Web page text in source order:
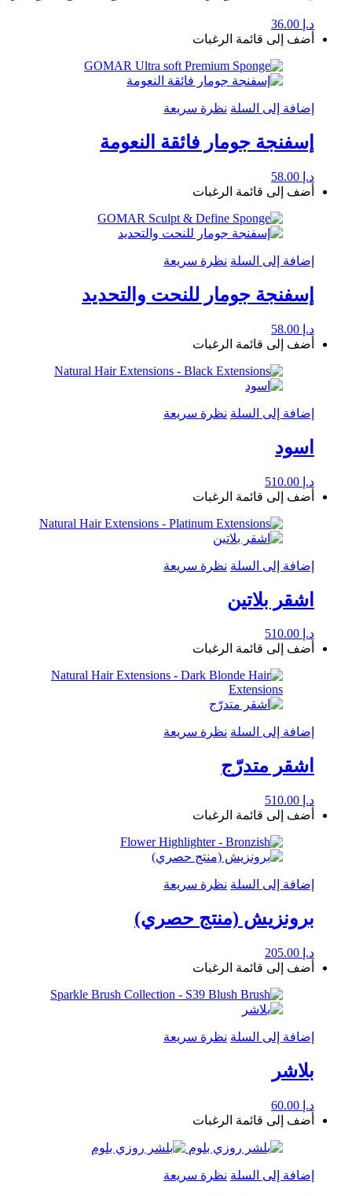
د.إ
أضف إلى قائمة الرغبات
إضافة إلى السلة نظرة سريعة
إسفنجة جومار فائقة النعومة
د.إ
أضف إلى قائمة الرغبات
إضافة إلى السلة نظرة سريعة
إسفنجة جومار للنحت والتحديد
د.إ
أضف إلى قائمة الرغبات
إضافة إلى السلة نظرة سريعة
اسود
د.إ
أضف إلى قائمة الرغبات
إضافة إلى السلة نظرة سريعة
اشقر بلاتين
د.إ
أضف إلى قائمة الرغبات
إضافة إلى السلة نظرة سريعة
اشقر متدرّج
د.إ
أضف إلى قائمة الرغبات
إضافة إلى السلة نظرة سريعة
برونزيش (منتج حصري)
د.إ
أضف إلى قائمة الرغبات
إضافة إلى السلة نظرة سريعة
بلاشر
د.إ
أضف إلى قائمة الرغبات
إضافة إلى السلة نظرة سريعة